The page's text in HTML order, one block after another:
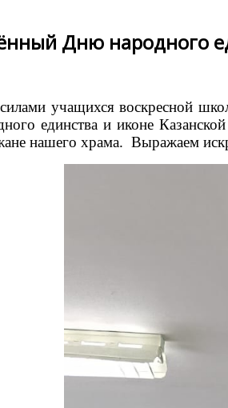
Дню народного
учащихся воскресной
единства и иконе
нашего храма. Выражаем